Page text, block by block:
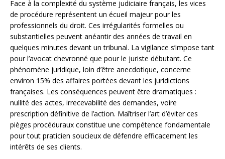
Face à la complexité du système judiciaire français, les vices
de procédure représentent un écueil majeur pour les
professionnels du droit. Ces irrégularités formelles ou
substantielles peuvent anéantir des années de travail en
quelques minutes devant un tribunal. La vigilance s’impose tant
pour l’avocat chevronné que pour le juriste débutant. Ce
phénomène juridique, loin d’être anecdotique, concerne
environ 15% des affaires portées devant les juridictions
françaises. Les conséquences peuvent être dramatiques :
nullité des actes, irrecevabilité des demandes, voire
prescription définitive de l’action. Maîtriser l’art d’éviter ces
pièges procéduraux constitue une compétence fondamentale
pour tout praticien soucieux de défendre efficacement les
intérêts de ses clients.